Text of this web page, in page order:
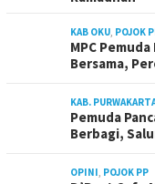
KAB OKU, POJOK
MPC
Bersama,
KAB.
Pemuda
Berbagi,
OPINI, POJOK PP